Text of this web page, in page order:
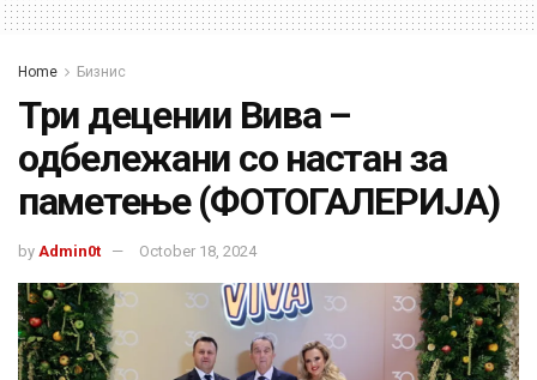
Home Бизнис
Три децении Вива –
одбележани со настан за
паметење (ФОТОГАЛЕРИЈА)
by Admin0t October 18, 2024